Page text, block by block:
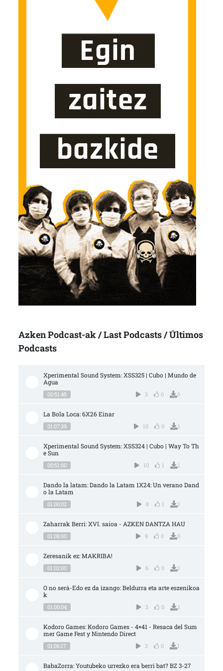
Azken Podcast-ak / Last Podcasts / Últimos
Podcasts
Xperimental Sound System: XSS325 | Cubo | Mundo de
Agua
00:51:45 3 0 0
La Bola Loca: 6X26 Einar
01:07:39 10 0 1
Xperimental Sound System: XSS324 | Cubo | Way To Th
e Sun
00:51:00 10 1 1
Dando la latam: Dando la Latam 1X24: Un verano Dand
o la Latam
01:00:02 8 1 1
Zaharrak Berri: XVI. saioa - AZKEN DANTZA HAU
01:08:00 9 0 0
Zeresanik ez: MAKRIBA!
01:02:00 6 0 1
O no será-Edo ez da izango: Beldurra eta arte eszenikoa
k
01:00:04 3 0 1
Kodoro Games: Kodoro Games - 4×41 - Resaca del Sum
mer Game Fest y Nintendo Direct
01:06:17 3 0 1
BabaZorra: Youtubeko urrezko era berri bat? BZ 3-27